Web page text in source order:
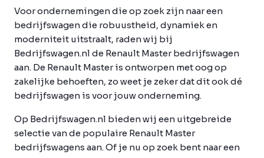
Voor ondernemingen die op zoek zijn naar een
bedrijfswagen die robuustheid, dynamiek en
moderniteit uitstraalt, raden wij bij
Bedrijfswagen.nl de Renault Master bedrijfswagen
aan. De Renault Master is ontworpen met oog op
zakelijke behoeften, zo weet je zeker dat dit ook dé
bedrijfswagen is voor jouw onderneming.
Op Bedrijfswagen.nl bieden wij een uitgebreide
selectie van de populaire Renault Master
bedrijfswagens aan. Of je nu op zoek bent naar een